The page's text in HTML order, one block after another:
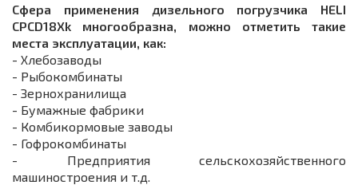
Сфера применения дизельного погрузчика HELI
CPСD18Xk многообразна, можно отметить такие
места эксплуатации, как:
- Хлебозаводы
- Рыбокомбинаты
- Зернохранилища
- Бумажные фабрики
- Комбикормовые заводы
- Гофрокомбинаты
- Предприятия сельскохозяйственного
машиностроения и т.д.